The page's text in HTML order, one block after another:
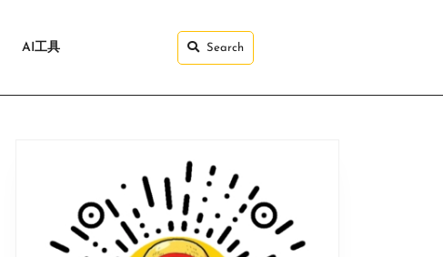
AI工具 Search